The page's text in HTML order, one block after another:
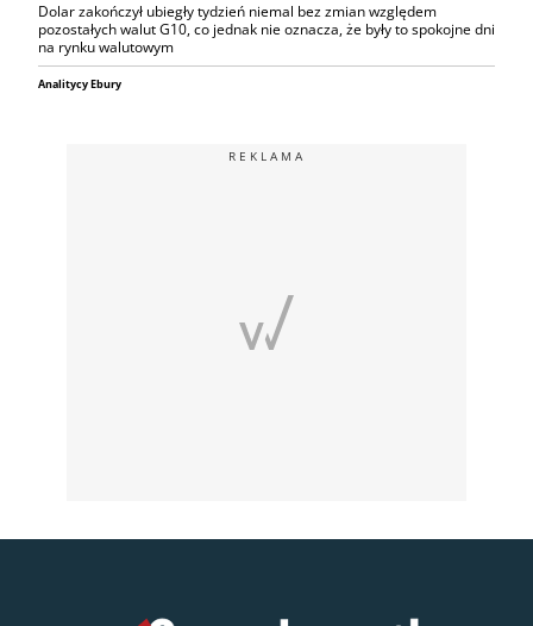
Dolar zakończył ubiegły tydzień niemal bez zmian względem
pozostałych walut G10, co jednak nie oznacza, że były to spokojne dni
na rynku walutowym
Analitycy Ebury
REKLAMA